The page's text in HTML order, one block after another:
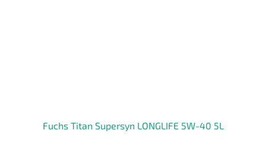
Fuchs Titan Supersyn LONGLIFE 5W-40 5L